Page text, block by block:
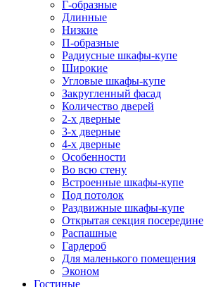
Г-образные
Длинные
Низкие
П-образные
Радиусные шкафы-купе
Широкие
Угловые шкафы-купе
Закругленный фасад
Количество дверей
2-х дверные
3-х дверные
4-х дверные
Особенности
Во всю стену
Встроенные шкафы-купе
Под потолок
Раздвижные шкафы-купе
Открытая секция посередине
Распашные
Гардероб
Для маленького помещения
Эконом
Гостиные